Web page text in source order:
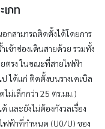
ภท
กสามารถติดตั้งได้โดยการ
ข้าช่องเดินสายด้วย รวมทั้ง
ตรง ในขณะที่สายไฟฟ้า
ได้แก่ ติดตั้งบนรางเคเบิล
ม่เล็กกว่า 25 ตร.มม.)
และยังไม่ต้องกังวลเรื่อง
ฟฟ้าที่กำหนด (U0/U) ของ